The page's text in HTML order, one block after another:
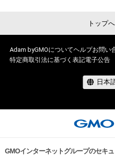
トップ
Adam byGMOについてヘルプお問い
特定商取引法に基づく表記電子公告
GMOインターネットグループのセキ